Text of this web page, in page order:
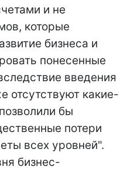
и не
которые
бизнеса и
понесенные
введения
отсутствуют какие-
бы
потери
всех уровней".
бизнес-